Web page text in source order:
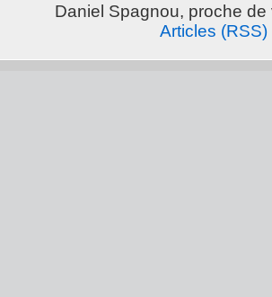
Daniel Spagnou, proche
Articles (RSS)